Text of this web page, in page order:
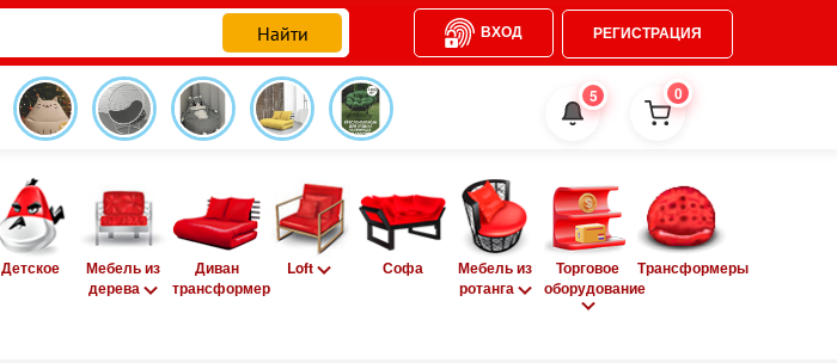
ВХОД РЕГИСТРАЦИЯ
5 0
Детское
Мебель из
дерева
Диван
трансформер
Loft Софа
Мебель из
ротанга
Торговое
оборудование
Трансформеры